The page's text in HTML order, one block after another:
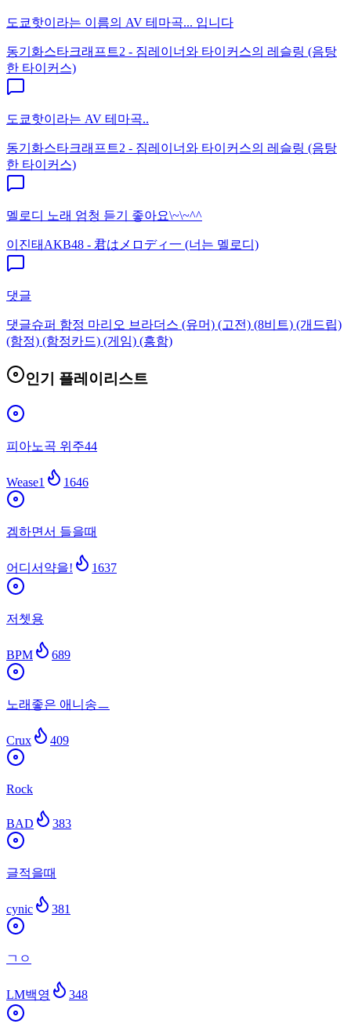
도쿄핫이라는 이름의 AV 테마곡... 입니다
동기화스타크래프트2 - 짐레이너와 타이커스의 레슬링 (음탕
한 타이커스)
도쿄핫이라는 AV 테마곡..
동기화스타크래프트2 - 짐레이너와 타이커스의 레슬링 (음탕
한 타이커스)
멜로디 노래 엄청 듣기 좋아요\~\~^^
이진태 AKB48 - 君はメロディ一 (너는 멜로디)
댓글
댓글슈퍼 함정 마리오 브라더스 (유머) (고전) (8비트) (개드립)
(함정) (함정카드) (게임) (흥함)
인기 플레이리스트
피아노곡 위주44
Wease1 1646
겜하면서 들을때
어디서약을! 1637
저쳇용
BPM 689
노래좋은 애니송ㅡ
Crux 409
Rock
BAD 383
글적을때
cynic 381
ㄱㅇ
LM백영 348